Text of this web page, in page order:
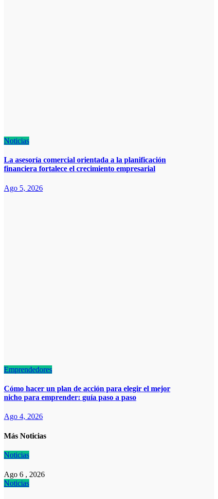
Noticias
La asesoría comercial orientada a la planificación
financiera fortalece el crecimiento empresarial
Ago 5, 2026
Emprendedores
Cómo hacer un plan de acción para elegir el mejor
nicho para emprender: guía paso a paso
Ago 4, 2026
Más Noticias
Noticias
Ago 6 , 2026
Noticias